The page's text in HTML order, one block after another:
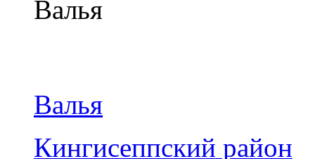
Валья
Кингисеппский район